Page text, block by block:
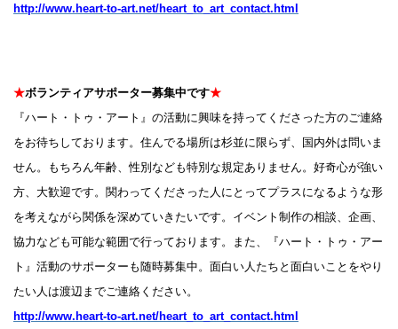
http://www.heart-to-art.net/heart_to_art_contact.html
★ボランティアサポーター募集中です★
『ハート・トゥ・アート』の活動に興味を持ってくださった方のご連絡
をお待ちしております。住んでる場所は杉並に限らず、国内外は問いま
せん。もちろん年齢、性別なども特別な規定ありません。好奇心が強い
方、大歓迎です。関わってくださった人にとってプラスになるような形
を考えながら関係を深めていきたいです。イベント制作の相談、企画、
協力なども可能な範囲で行っております。また、『ハート・トゥ・アー
ト』活動のサポーターも随時募集中。面白い人たちと面白いことをやり
たい人は渡辺までご連絡ください。
http://www.heart-to-art.net/heart_to_art_contact.html